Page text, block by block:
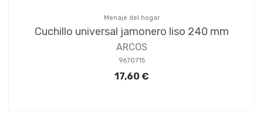
Menaje del hogar
Cuchillo universal jamonero liso 240 mm
ARCOS
9670715
17,60 €